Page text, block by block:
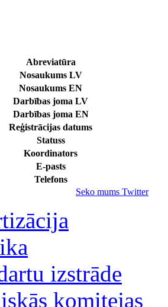
Abreviatūra
Nosaukums LV
Nosaukums EN
Darbības joma LV
Darbības joma EN
Reģistrācijas datums
Statuss
Koordinators
E-pasts
Telefons
Seko mums Twitter
izstrāde
komitejas